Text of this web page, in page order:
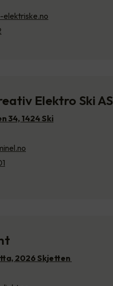
elektriske.no
Elektro Ski AS
34, 1424 Ski
2026 Skjetten